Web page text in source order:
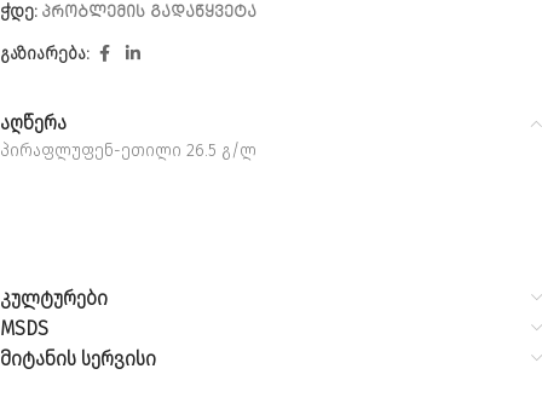
ჭდე: ᲞᲠᲝᲑᲚᲔᲛᲘᲡ ᲒᲐᲓᲐᲬᲧᲕᲔᲢᲐ
გაზიარება:
აღწერა
პირაფლუფენ-ეთილი 26.5 გ/ლ
კულტურები
MSDS
მიტანის სერვისი